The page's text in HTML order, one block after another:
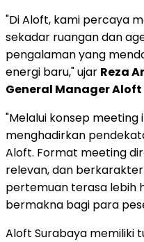
"Di Aloft, kami percaya
sekadar ruangan dan
pengalaman yang
energi baru," ujar Reza
General Manager
"Melalui konsep meeting
menghadirkan
Aloft. Format meeting
relevan, dan berkarakter
pertemuan terasa lebih
bermakna bagi para
Aloft Surabaya memiliki